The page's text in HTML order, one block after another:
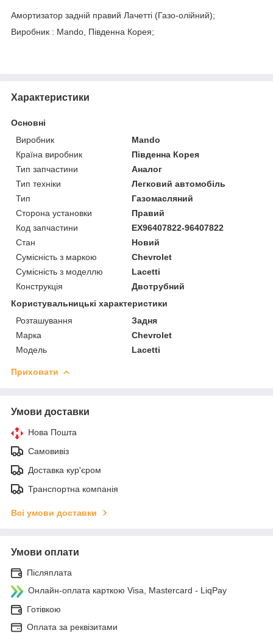
Амортизатор задній правий Лачетті (Газо-олійний);
Виробник : Mando, Південна Корея;
Характеристики
Основні
Виробник
Mando
Країна виробник
Південна Корея
Тип запчастини
Аналог
Тип техніки
Легковий автомобіль
Тип
Газомасляний
Сторона установки
Правий
Код запчастини
EX96407822-96407822
Стан
Новий
Сумісність з маркою
Chevrolet
Сумісність з моделлю
Lacetti
Конструкція
Двотрубний
Користувальницькі характеристики
Розташування
Задня
Марка
Chevrolet
Модель
Lacetti
Приховати
Умови доставки
Нова Пошта
Самовивіз
Доставка кур'єром
Транспортна компанія
Всі умови доставки
Умови оплати
Післяплата
Онлайн-оплата карткою Visa, Mastercard - LiqPay
Готівкою
Оплата за реквізитами